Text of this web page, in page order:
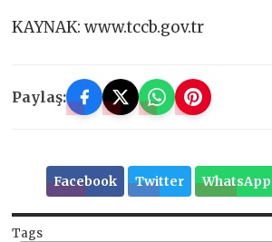
KAYNAK: www.tccb.gov.tr
Paylaş:
Facebook Twitter WhatsApp
Tags